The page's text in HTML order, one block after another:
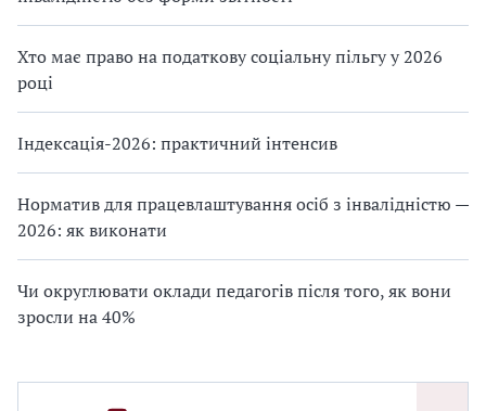
Хто має право на податкову соціальну пільгу у 2026
році
Індексація-2026: практичний інтенсив
Норматив для працевлаштування осіб з інвалідністю —
2026: як виконати
Чи округлювати оклади педагогів після того, як вони
зросли на 40%